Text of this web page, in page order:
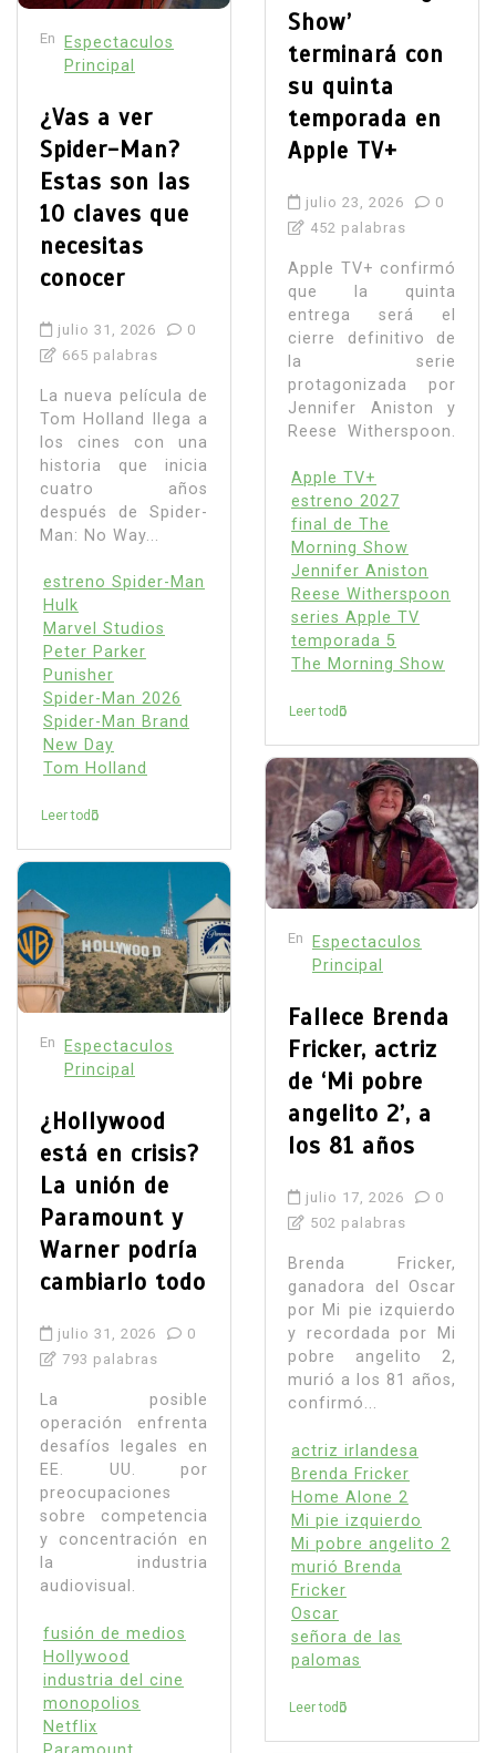
En
Espectaculos
Principal
¿Vas a ver
Spider-Man?
Estas son las
10 claves que
necesitas
conocer
julio 31, 2026
0
665 palabras
La nueva película de
Tom Holland llega a
los cines con una
historia que inicia
cuatro años
después de Spider-
Man: No Way...
estreno Spider-Man
Hulk
Marvel Studios
Peter Parker
Punisher
Spider-Man 2026
Spider-Man Brand
New Day
Tom Holland
Leer todo
En
Espectaculos
Principal
¿Hollywood
está en crisis?
La unión de
Paramount y
Warner podría
cambiarlo todo
julio 31, 2026
0
793 palabras
La posible
operación enfrenta
desafíos legales en
EE. UU. por
preocupaciones
sobre competencia
y concentración en
la industria
audiovisual.
fusión de medios
Hollywood
industria del cine
monopolios
Netflix
Show’
terminará con
su quinta
temporada en
Apple TV+
julio 23, 2026
0
452 palabras
Apple TV+ confirmó
que la quinta
entrega será el
cierre definitivo de
la serie
protagonizada por
Jennifer Aniston y
Reese Witherspoon.
Apple TV+
estreno 2027
final de The
Morning Show
Jennifer Aniston
Reese Witherspoon
series Apple TV
temporada 5
The Morning Show
Leer todo
En
Espectaculos
Principal
Fallece Brenda
Fricker, actriz
de ‘Mi pobre
angelito 2’, a
los 81 años
julio 17, 2026
0
502 palabras
Brenda Fricker,
ganadora del Oscar
por Mi pie izquierdo
y recordada por Mi
pobre angelito 2,
murió a los 81 años,
confirmó...
actriz irlandesa
Brenda Fricker
Home Alone 2
Mi pie izquierdo
Mi pobre angelito 2
murió Brenda
Fricker
Oscar
señora de las
palomas
Leer todo